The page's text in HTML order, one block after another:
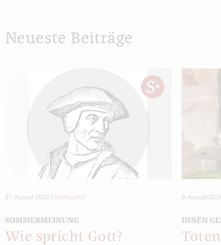
Neueste Beiträge
31. August 2026 Spiritualität
SOMMERMEINUNG
Wie spricht Gott?
8. August
IHNEN